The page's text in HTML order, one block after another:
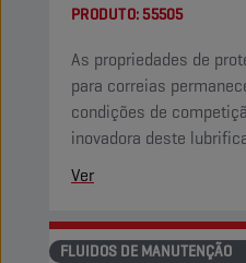
PRODUTO:55505
As propriedades de
para correias
condições de
inovadora deste
Ver
FLUIDOS DE MANUTENÇÃO